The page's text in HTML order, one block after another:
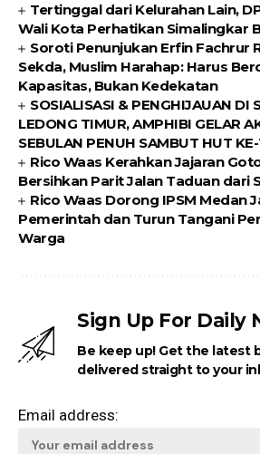
Tertinggal dari Kelurahan Lain,
Wali Kota Perhatikan Simalingkar B
Soroti Penunjukan Erfin Fachrur
Sekda, Muslim Harahap: Harus
Kapasitas, Bukan Kedekatan
SOSIALISASI & PENGHIJAUAN DI
LEDONG TIMUR, AMPHIBI GELAR
SEBULAN PENUH SAMBUT HUT
Rico Waas Kerahkan Jajaran
Bersihkan Parit Jalan Taduan dari
Rico Waas Dorong IPSM Medan
Pemerintah dan Turun Tangani
Warga
Sign Up For Daily
Be keep up! Get the latest
delivered straight to your
Email address: